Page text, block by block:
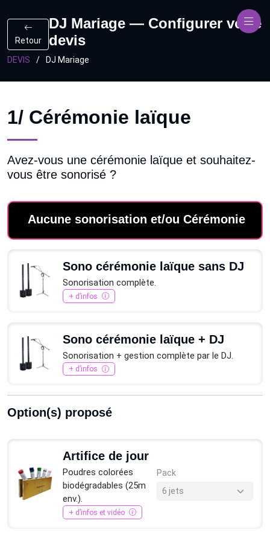
Retour
DJ Mariage — Configurer votre
devis
DEVIS DJ Mariage
1/ Cérémonie laïque
Avez-vous une cérémonie laïque et souhaitez-
vous être sonorisé ?
Aucune sonorisation et/ou Cérémonie
Sono cérémonie laïque sans DJ
Sonorisation complète.
+ d’infos
Sono cérémonie laïque + DJ
Sonorisation + gestion complète par le DJ.
+ d’infos
Option(s) proposé
Artifice de jour
Poudres colorées
biodégradables (25m
env.).
+ d’infos et vidéo
Pack